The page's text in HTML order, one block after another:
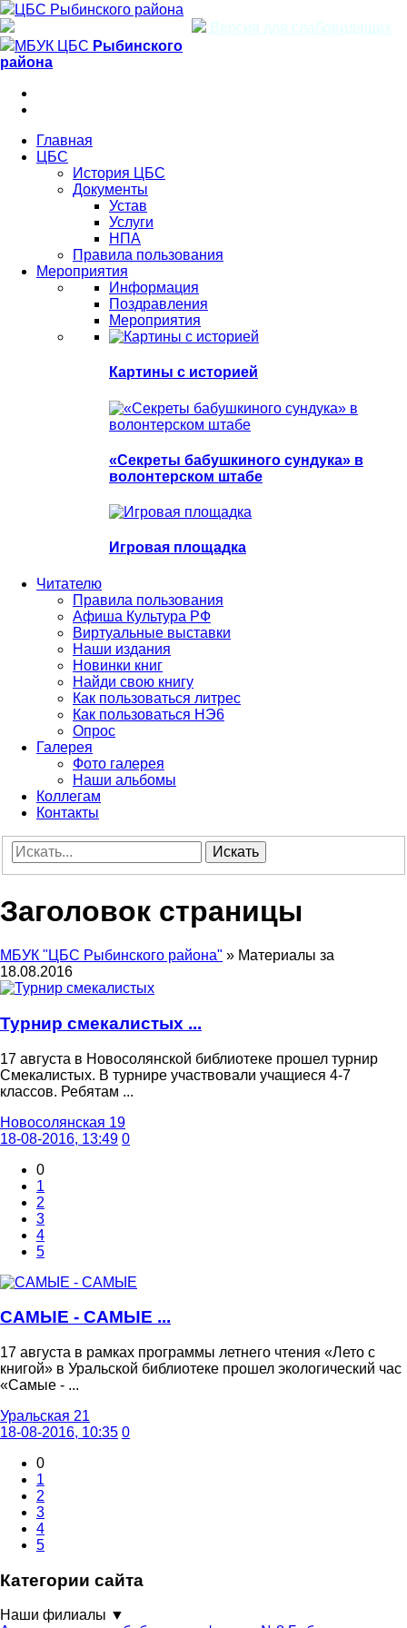
ЦБС Рыбинского района
Версия для слабовидящих
МБУК ЦБС Рыбинского
района
Главная
ЦБС
История ЦБС
Документы
Устав
Услуги
НПА
Правила пользования
Мероприятия
Информация
Поздравления
Мероприятия
Картины с историей
«Секреты бабушкиного сундука» в
волонтерском штабе
Игровая площадка
Читателю
Правила пользования
Афиша Культура РФ
Виртуальные выставки
Наши издания
Новинки книг
Найди свою книгу
Как пользоваться литрес
Как пользоваться НЭ6
Опрос
Галерея
Фото галерея
Наши альбомы
Коллегам
Контакты
Искать
Заголовок страницы
МБУК "ЦБС Рыбинского района" » Материалы за
18.08.2016
Турнир смекалистых ...
17 августа в Новосолянской библиотеке прошел турнир
Смекалистых. В турнире участвовали учащиеся 4-7
классов. Ребятам ...
Новосолянская 19
18-08-2016, 13:49 0
0
1
2
3
4
5
САМЫЕ - САМЫЕ ...
17 августа в рамках программы летнего чтения «Лето с
книгой» в Уральской библиотеке прошел экологический час
«Самые - ...
Уральская 21
18-08-2016, 10:35 0
0
1
2
3
4
5
Категории сайта
Наши филиалы ▼